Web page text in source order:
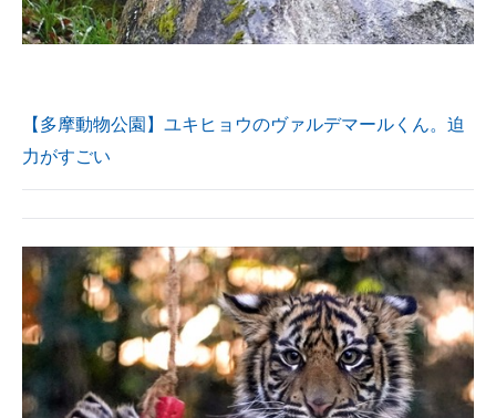
【多摩動物公園】ユキヒョウのヴァルデマールくん。迫
力がすごい